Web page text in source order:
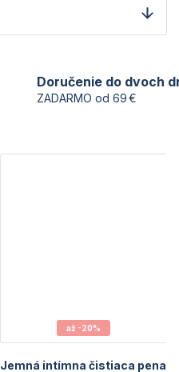
Doručenie do dvoch
ZADARMO od 69 €
až -20%
Jemná intímna čistiaca pena